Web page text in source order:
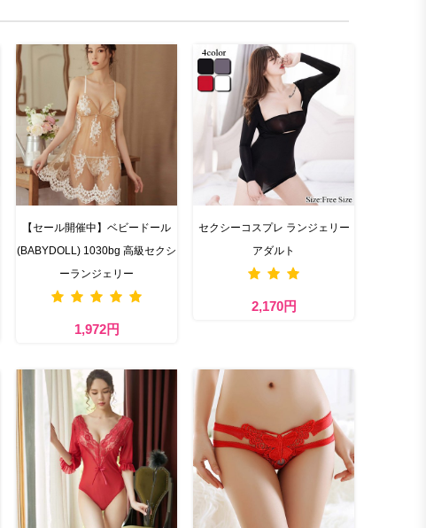
【セール開催中】ベビードール
(BABYDOLL) 1030bg 高級セクシ
ーランジェリー
1,972円
セクシーコスプレ ランジェリー
アダルト
2,170円